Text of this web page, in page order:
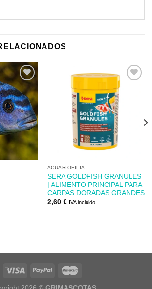
Añadir
a mi
lista de
los
deseos
ACUARIOFILIA
SERA GOLDFISH GRANULES
| ALIMENTO PRINCIPAL PARA
CARPAS DORADAS GRANDES
2,60 € IVA incluido
2026 © GRIMASCOTAS